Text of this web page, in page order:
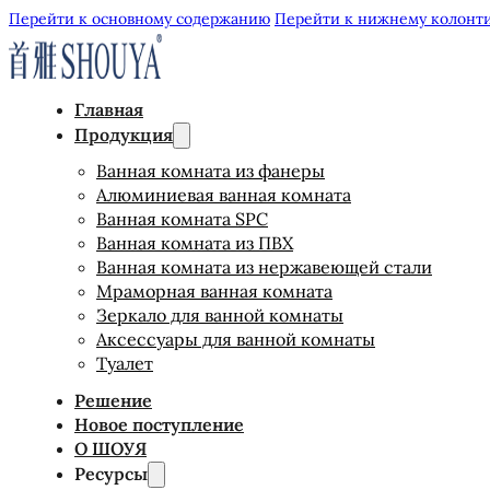
Перейти к основному содержанию Перейти к нижнему
Главная
Продукция
Ванная комната из фанеры
Алюминиевая ванная комната
Ванная комната SPC
Ванная комната из ПВХ
Ванная комната из нержавеющей стали
Мраморная ванная комната
Зеркало для ванной комнаты
Аксессуары для ванной комнаты
Туалет
Решение
Новое поступление
О ШОУЯ
Ресурсы